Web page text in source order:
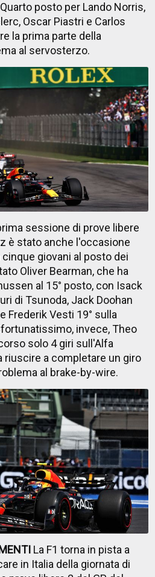
posto per Lando Norris,
Oscar Piastri e Carlos
la prima parte della
al servosterzo.
sessione di prove libere
è stato anche l'occasione
giovani al posto dei
Oliver Bearman, che ha
al 15° posto, con Isack
di Tsunoda, Jack Doohan
Frederik Vesti 19° sulla
invece, Theo
solo 4 giri sull'Alfa
riuscire a completare un giro
al brake-by-wire.
La F1 torna in pista a
in Italia della giornata di